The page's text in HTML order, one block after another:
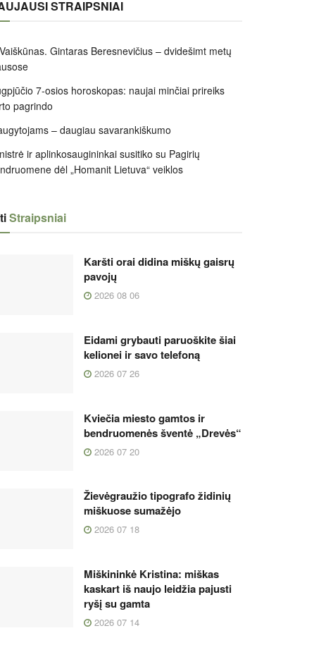
STRAIPSNIAI
Gintaras Beresnevičius – dvidešimt metų
7-osios horoskopas: naujai minčiai prireiks
pagrindo
– daugiau savarankiškumo
ir aplinkosaugininkai susitiko su Pagirių
dėl „Homanit Lietuva“ veiklos
Straipsniai
Karšti orai didina miškų gaisrų
pavojų
2026 08 06
Eidami grybauti paruoškite šiai
kelionei ir savo telefoną
2026 07 26
Kviečia miesto gamtos ir
bendruomenės šventė „Drevės“
2026 07 20
Žievėgraužio tipografo židinių
miškuose sumažėjo
2026 07 18
Miškininkė Kristina: miškas
kaskart iš naujo leidžia pajusti
ryšį su gamta
2026 07 14